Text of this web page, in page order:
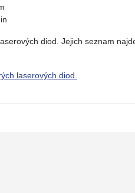
diod. Jejich seznam
laserových diod.